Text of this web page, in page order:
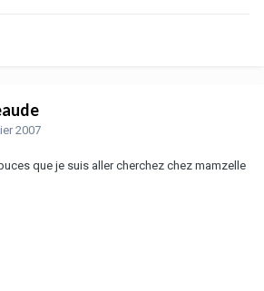
2007
que je suis aller cherchez chez mamzelle